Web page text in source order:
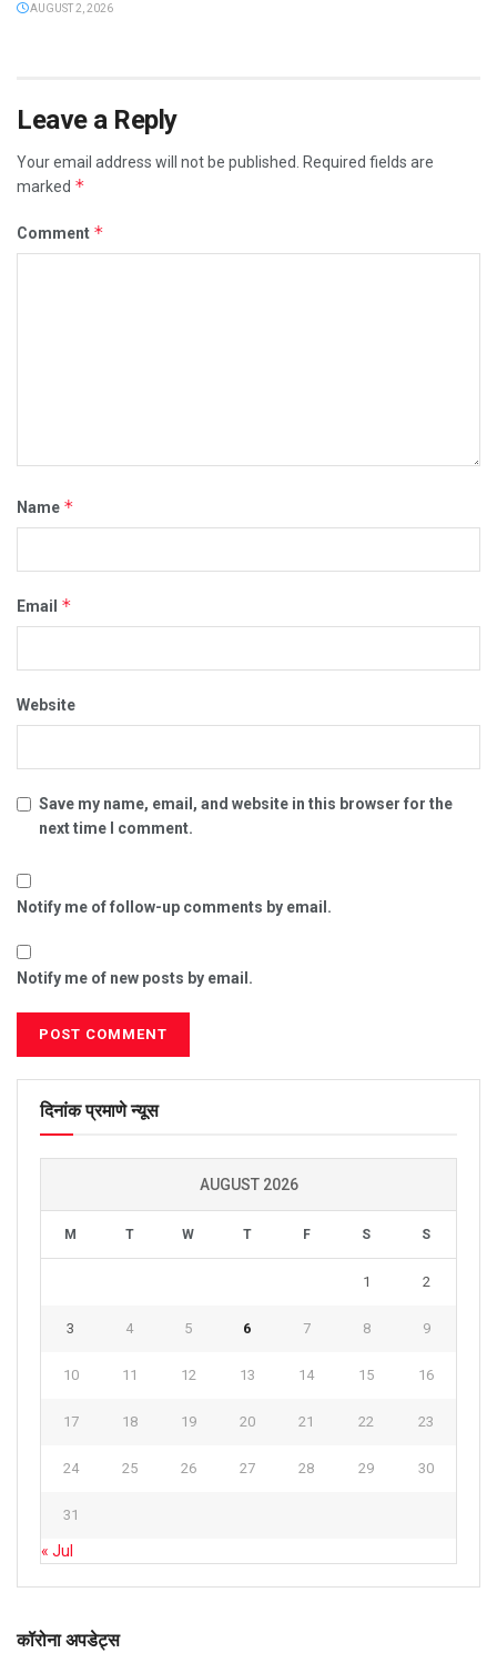
AUGUST 2, 2026
Leave a Reply
Your email address will not be published.
Required fields are
marked *
Comment *
Name *
Email *
Website
Save my name, email, and website in this browser for the
next time I comment.
Notify me of follow-up comments by email.
Notify me of new posts by email.
दिनांक प्रमाणे न्यूस
AUGUST 2026
M T W T F S S
1 2
3 4 5 6 7 8 9
10 11 12 13 14 15 16
17 18 19 20 21 22 23
24 25 26 27 28 29 30
31
« Jul
कॉरोना अपडेट्स